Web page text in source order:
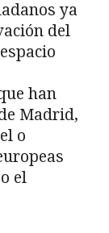
ya
del
han
Madrid,
o
el